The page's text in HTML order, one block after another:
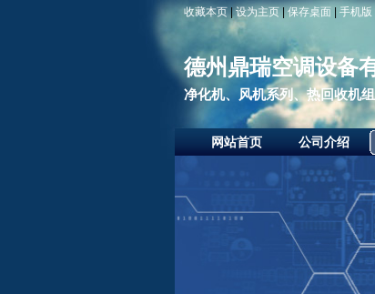
收藏本页| 设为主页 保存桌面 手机版
德州鼎瑞空调设备
净化机、风机系列、热回收机
网站首页 公司介绍